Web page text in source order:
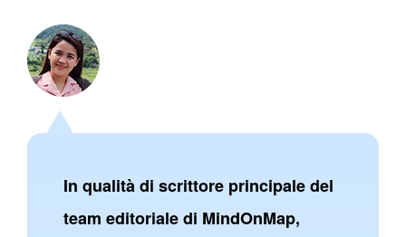
In qualità di scrittore principale del
team editoriale di MindOnMap,